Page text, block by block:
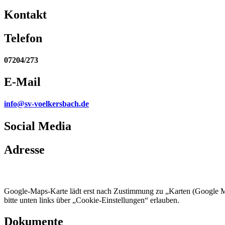
Kontakt
Telefon
07204/273
E-Mail
info@sv-voelkersbach.de
Social Media
Adresse
Google-Maps-Karte lädt erst nach Zustimmung zu „Karten (Google
bitte unten links über „Cookie-Einstellungen“ erlauben.
Dokumente